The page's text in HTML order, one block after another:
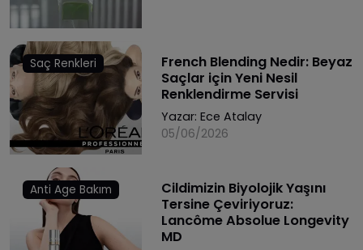
Saç Renkleri
French Blending Nedir: Beyaz
Saçlar için Yeni Nesil
Renklendirme Servisi
Yazar: Ece Atalay
05/06/2026
Anti Age Bakım
Cildimizin Biyolojik Yaşını
Tersine Çeviriyoruz:
Lancôme Absolue Longevity
MD